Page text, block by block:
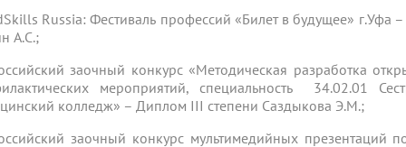
обучение
Инновационные
проекты
Russia: Фестиваль профессий «Билет в будущее» г.Уфа
А.С.;
заочный конкурс «Методическая разработка
мероприятий, специальность 34.02.01
колледж» – Диплом III степени Саздыкова Э.М.;
заочный конкурс мультимедийных презентаций